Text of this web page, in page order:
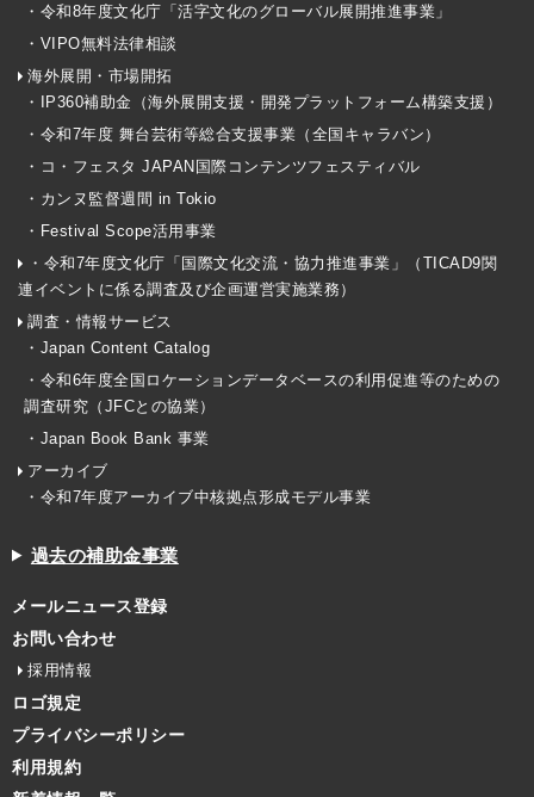
・令和8年度文化庁「活字文化のグローバル展開推進事業」
・VIPO無料法律相談
海外展開・市場開拓
・IP360補助金（海外展開支援・開発プラットフォーム構築支援）
・令和7年度 舞台芸術等総合支援事業（全国キャラバン）
・コ・フェスタ JAPAN国際コンテンツフェスティバル
・カンヌ監督週間 in Tokio
・Festival Scope活用事業
・令和7年度文化庁「国際文化交流・協力推進事業」（TICAD9関
連イベントに係る調査及び企画運営実施業務）
調査・情報サービス
・Japan Content Catalog
・令和6年度全国ロケーションデータベースの利用促進等のための
調査研究（JFCとの協業）
・Japan Book Bank 事業
アーカイブ
・令和7年度アーカイブ中核拠点形成モデル事業
過去の補助金事業
メールニュース登録
お問い合わせ
採用情報
ロゴ規定
プライバシーポリシー
利用規約